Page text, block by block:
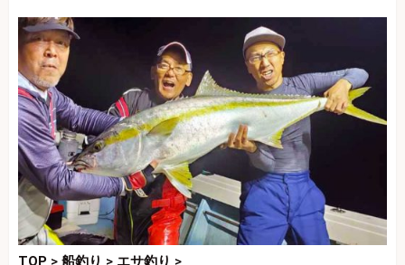
TOP > 船釣り > エサ釣り >